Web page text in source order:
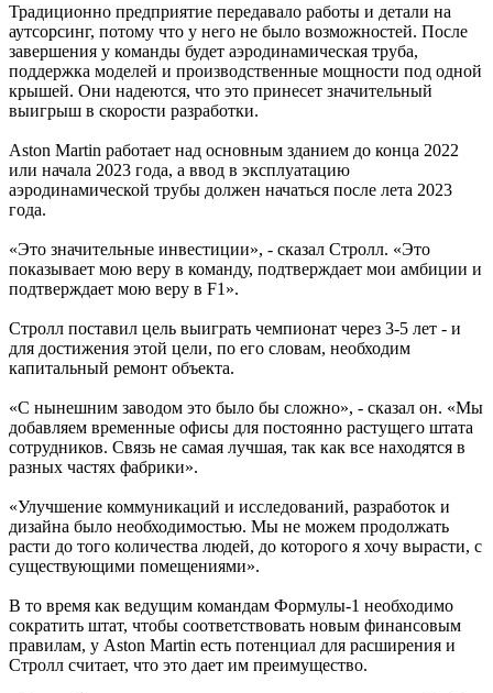
Традиционно предприятие передавало работы и детали на
аутсорсинг, потому что у него не было возможностей. После
завершения у команды будет аэродинамическая труба,
поддержка моделей и производственные мощности под одной
крышей. Они надеются, что это принесет значительный
выигрыш в скорости разработки.
Aston Martin работает над основным зданием до конца 2022
или начала 2023 года, а ввод в эксплуатацию
аэродинамической трубы должен начаться после лета 2023
года.
«Это значительные инвестиции», - сказал Стролл. «Это
показывает мою веру в команду, подтверждает мои амбиции и
подтверждает мою веру в F1».
Стролл поставил цель выиграть чемпионат через 3-5 лет - и
для достижения этой цели, по его словам, необходим
капитальный ремонт объекта.
«С нынешним заводом это было бы сложно», - сказал он. «Мы
добавляем временные офисы для постоянно растущего штата
сотрудников. Связь не самая лучшая, так как все находятся в
разных частях фабрики».
«Улучшение коммуникаций и исследований, разработок и
дизайна было необходимостью. Мы не можем продолжать
расти до того количества людей, до которого я хочу вырасти, с
существующими помещениями».
В то время как ведущим командам Формулы-1 необходимо
сократить штат, чтобы соответствовать новым финансовым
правилам, у Aston Martin есть потенциал для расширения и
Стролл считает, что это дает им преимущество.